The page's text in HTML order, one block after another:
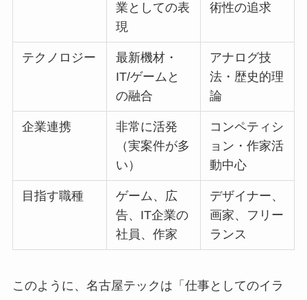
業としての表
現
術性の追求
テクノロジー
最新機材・
IT/ゲームと
の融合
アナログ技
法・歴史的理
論
企業連携
非常に活発
（実案件が多
い）
コンペティシ
ョン・作家活
動中心
目指す職種
ゲーム、広
告、IT企業の
社員、作家
デザイナー、
画家、フリー
ランス
このように、名古屋テックは「仕事としてのイラ